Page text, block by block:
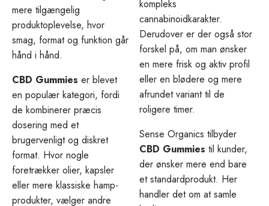
mere tilgængelig
produktoplevelse, hvor
smag, format og funktion går
hånd i hånd.
CBD Gummies er blevet
en populær kategori, fordi
de kombinerer præcis
dosering med et
brugervenligt og diskret
format. Hvor nogle
foretrækker olier, kapsler
eller mere klassiske hamp-
produkter, vælger andre
kompleks
cannabinoidkarakter.
Derudover er der også stor
forskel på, om man ønsker
en mere frisk og aktiv profil
eller en blødere og mere
afrundet variant til de
roligere timer.
Sense Organics tilbyder
CBD Gummies til kunder,
der ønsker mere end bare
et standardprodukt. Her
handler det om at samle